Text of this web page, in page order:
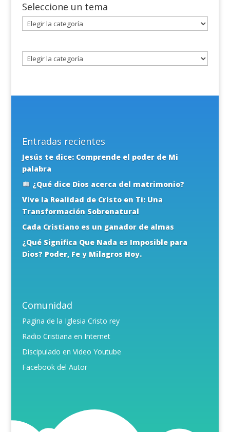
Seleccione un tema
Seleccione
un
Entradas recientes
Jesús te dice: Comprende el poder de Mi
palabra
¿Qué dice Dios acerca del matrimonio?
Vive la Realidad de Cristo en Ti: Una
Transformación Sobrenatural
Cada Cristiano es un ganador de almas
¿Qué Significa Que Nada es Imposible para
Dios? Poder, Fe y Milagros Hoy.
Comunidad
Pagina de la Iglesia Cristo rey
Radio Cristiana en Internet
Discipulado en Video Youtube
Facebook del Autor